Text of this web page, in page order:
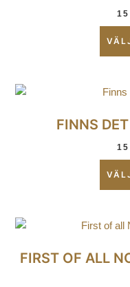
15
FINNS
15
FIRST OF ALL